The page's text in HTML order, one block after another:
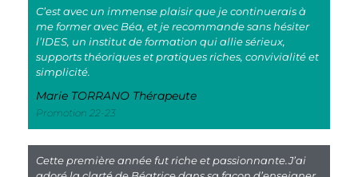
C’est avec un immense plaisir que je continuerais à
me former avec Béa, et je recommande sans hésiter
l’IDES, un institut de formation qui allie sérieux,
supports théoriques et pratiques riches, convivialité et
simplicité.
Marie TORRANO Thérapeute
Promotion 22-23
Cette première année fut riche et passionnante.J’ai